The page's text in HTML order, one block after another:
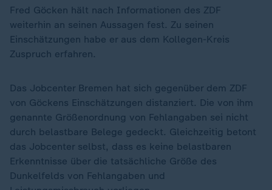
Fred Göcken hält nach Informationen des ZDF
weiterhin an seinen Aussagen fest. Zu seinen
Einschätzungen habe er aus dem Kollegen-Kreis
Zuspruch erfahren.
Das Jobcenter Bremen hat sich gegenüber dem ZDF
von Göckens Einschätzungen distanziert. Die von ihm
genannte Größenordnung von Fehlangaben sei nicht
durch belastbare Belege gedeckt. Gleichzeitig betont
das Jobcenter selbst, dass es keine belastbaren
Erkenntnisse über die tatsächliche Größe des
Dunkelfelds von Fehlangaben und